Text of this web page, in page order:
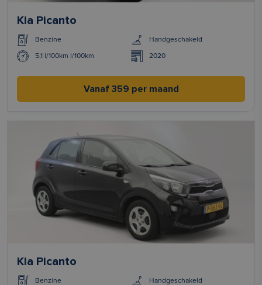
Kia Picanto
Benzine Handgeschakeld
5,1 l/100km l/100km 2020
Vanaf 359 per maand
Kia Picanto
Benzine Handgeschakeld